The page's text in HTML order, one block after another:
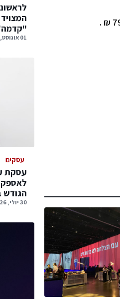
01 אוגוסט, 2026
עסקים
עסקת
הגודש
30 יולי, 2026